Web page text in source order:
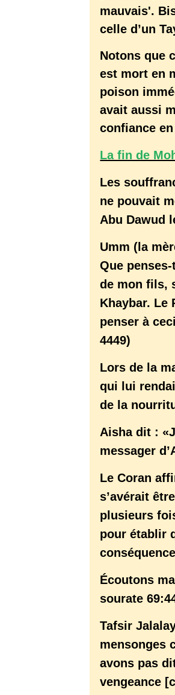
mauvais'.
celle d’un
Notons que
est mort en
poison
avait aussi
confiance
La fin de
Les
ne pouvait
Abu Dawud
Umm (la
Que
de mon fils,
Khaybar. Le
penser à
4449)
Lors de la
qui lui
de la
Aisha dit :
messager
Le Coran
s’avérait
plusieurs
pour établir
Écoutons
sourate
Tafsir
mensonges
avons pas
vengeance